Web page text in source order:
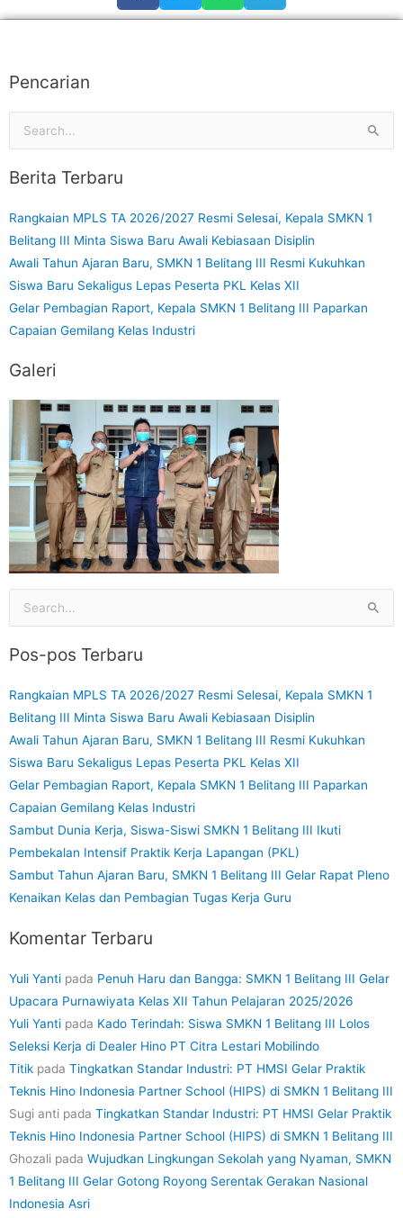
Pencarian
Cari
Berita Terbaru
Rangkaian MPLS TA 2026/2027 Resmi Selesai, Kepala SMKN 1
Belitang III Minta Siswa Baru Awali Kebiasaan Disiplin
Awali Tahun Ajaran Baru, SMKN 1 Belitang III Resmi Kukuhkan
Siswa Baru Sekaligus Lepas Peserta PKL Kelas XII
Gelar Pembagian Raport, Kepala SMKN 1 Belitang III Paparkan
Capaian Gemilang Kelas Industri
Galeri
Cari
Pos-pos Terbaru
Rangkaian MPLS TA 2026/2027 Resmi Selesai, Kepala SMKN 1
Belitang III Minta Siswa Baru Awali Kebiasaan Disiplin
Awali Tahun Ajaran Baru, SMKN 1 Belitang III Resmi Kukuhkan
Siswa Baru Sekaligus Lepas Peserta PKL Kelas XII
Gelar Pembagian Raport, Kepala SMKN 1 Belitang III Paparkan
Capaian Gemilang Kelas Industri
Sambut Dunia Kerja, Siswa-Siswi SMKN 1 Belitang III Ikuti
Pembekalan Intensif Praktik Kerja Lapangan (PKL)
Sambut Tahun Ajaran Baru, SMKN 1 Belitang III Gelar Rapat Pleno
Kenaikan Kelas dan Pembagian Tugas Kerja Guru
Komentar Terbaru
Yuli Yanti pada Penuh Haru dan Bangga: SMKN 1 Belitang III Gelar
Upacara Purnawiyata Kelas XII Tahun Pelajaran 2025/2026
Yuli Yanti pada Kado Terindah: Siswa SMKN 1 Belitang III Lolos
Seleksi Kerja di Dealer Hino PT Citra Lestari Mobilindo
Titik pada Tingkatkan Standar Industri: PT HMSI Gelar Praktik
Teknis Hino Indonesia Partner School (HIPS) di SMKN 1 Belitang III
Sugi anti pada Tingkatkan Standar Industri: PT HMSI Gelar Praktik
Teknis Hino Indonesia Partner School (HIPS) di SMKN 1 Belitang III
Ghozali pada Wujudkan Lingkungan Sekolah yang Nyaman, SMKN
1 Belitang III Gelar Gotong Royong Serentak Gerakan Nasional
Indonesia Asri